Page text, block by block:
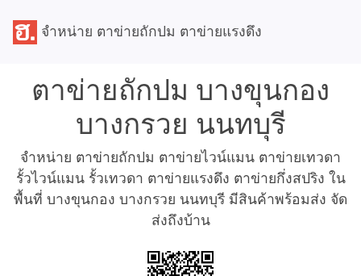
จำหน่าย ตาข่ายถักปม ตาข่ายแรงดึง
ตาข่ายถักปม บางขุนกอง
บางกรวย นนทบุรี
จำหน่าย ตาข่ายถักปม ตาข่ายไวน์แมน ตาข่ายเทวดา
รั้วไวน์แมน รั้วเทวดา ตาข่ายแรงดึง ตาข่ายกึ่งสปริง ใน
พื้นที่ บางขุนกอง บางกรวย นนทบุรี มีสินค้าพร้อมส่ง จัด
ส่งถึงบ้าน